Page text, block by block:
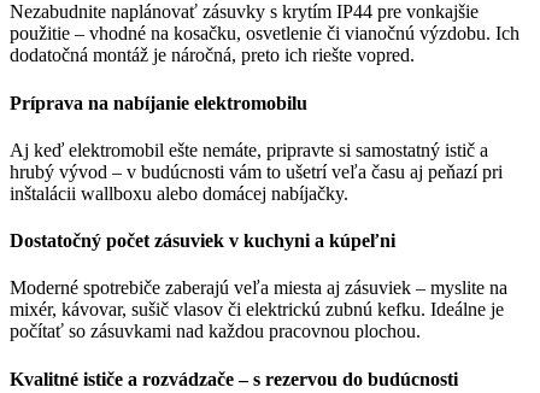
Nezabudnite naplánovať zásuvky s krytím IP44 pre vonkajšie
použitie – vhodné na kosačku, osvetlenie či vianočnú výzdobu. Ich
dodatočná montáž je náročná, preto ich riešte vopred.
Príprava na nabíjanie elektromobilu
Aj keď elektromobil ešte nemáte, pripravte si samostatný istič a
hrubý vývod – v budúcnosti vám to ušetrí veľa času aj peňazí pri
inštalácii wallboxu alebo domácej nabíjačky.
Dostatočný počet zásuviek v kuchyni a kúpeľni
Moderné spotrebiče zaberajú veľa miesta aj zásuviek – myslite na
mixér, kávovar, sušič vlasov či elektrickú zubnú kefku. Ideálne je
počítať so zásuvkami nad každou pracovnou plochou.
Kvalitné ističe a rozvádzače – s rezervou do budúcnosti